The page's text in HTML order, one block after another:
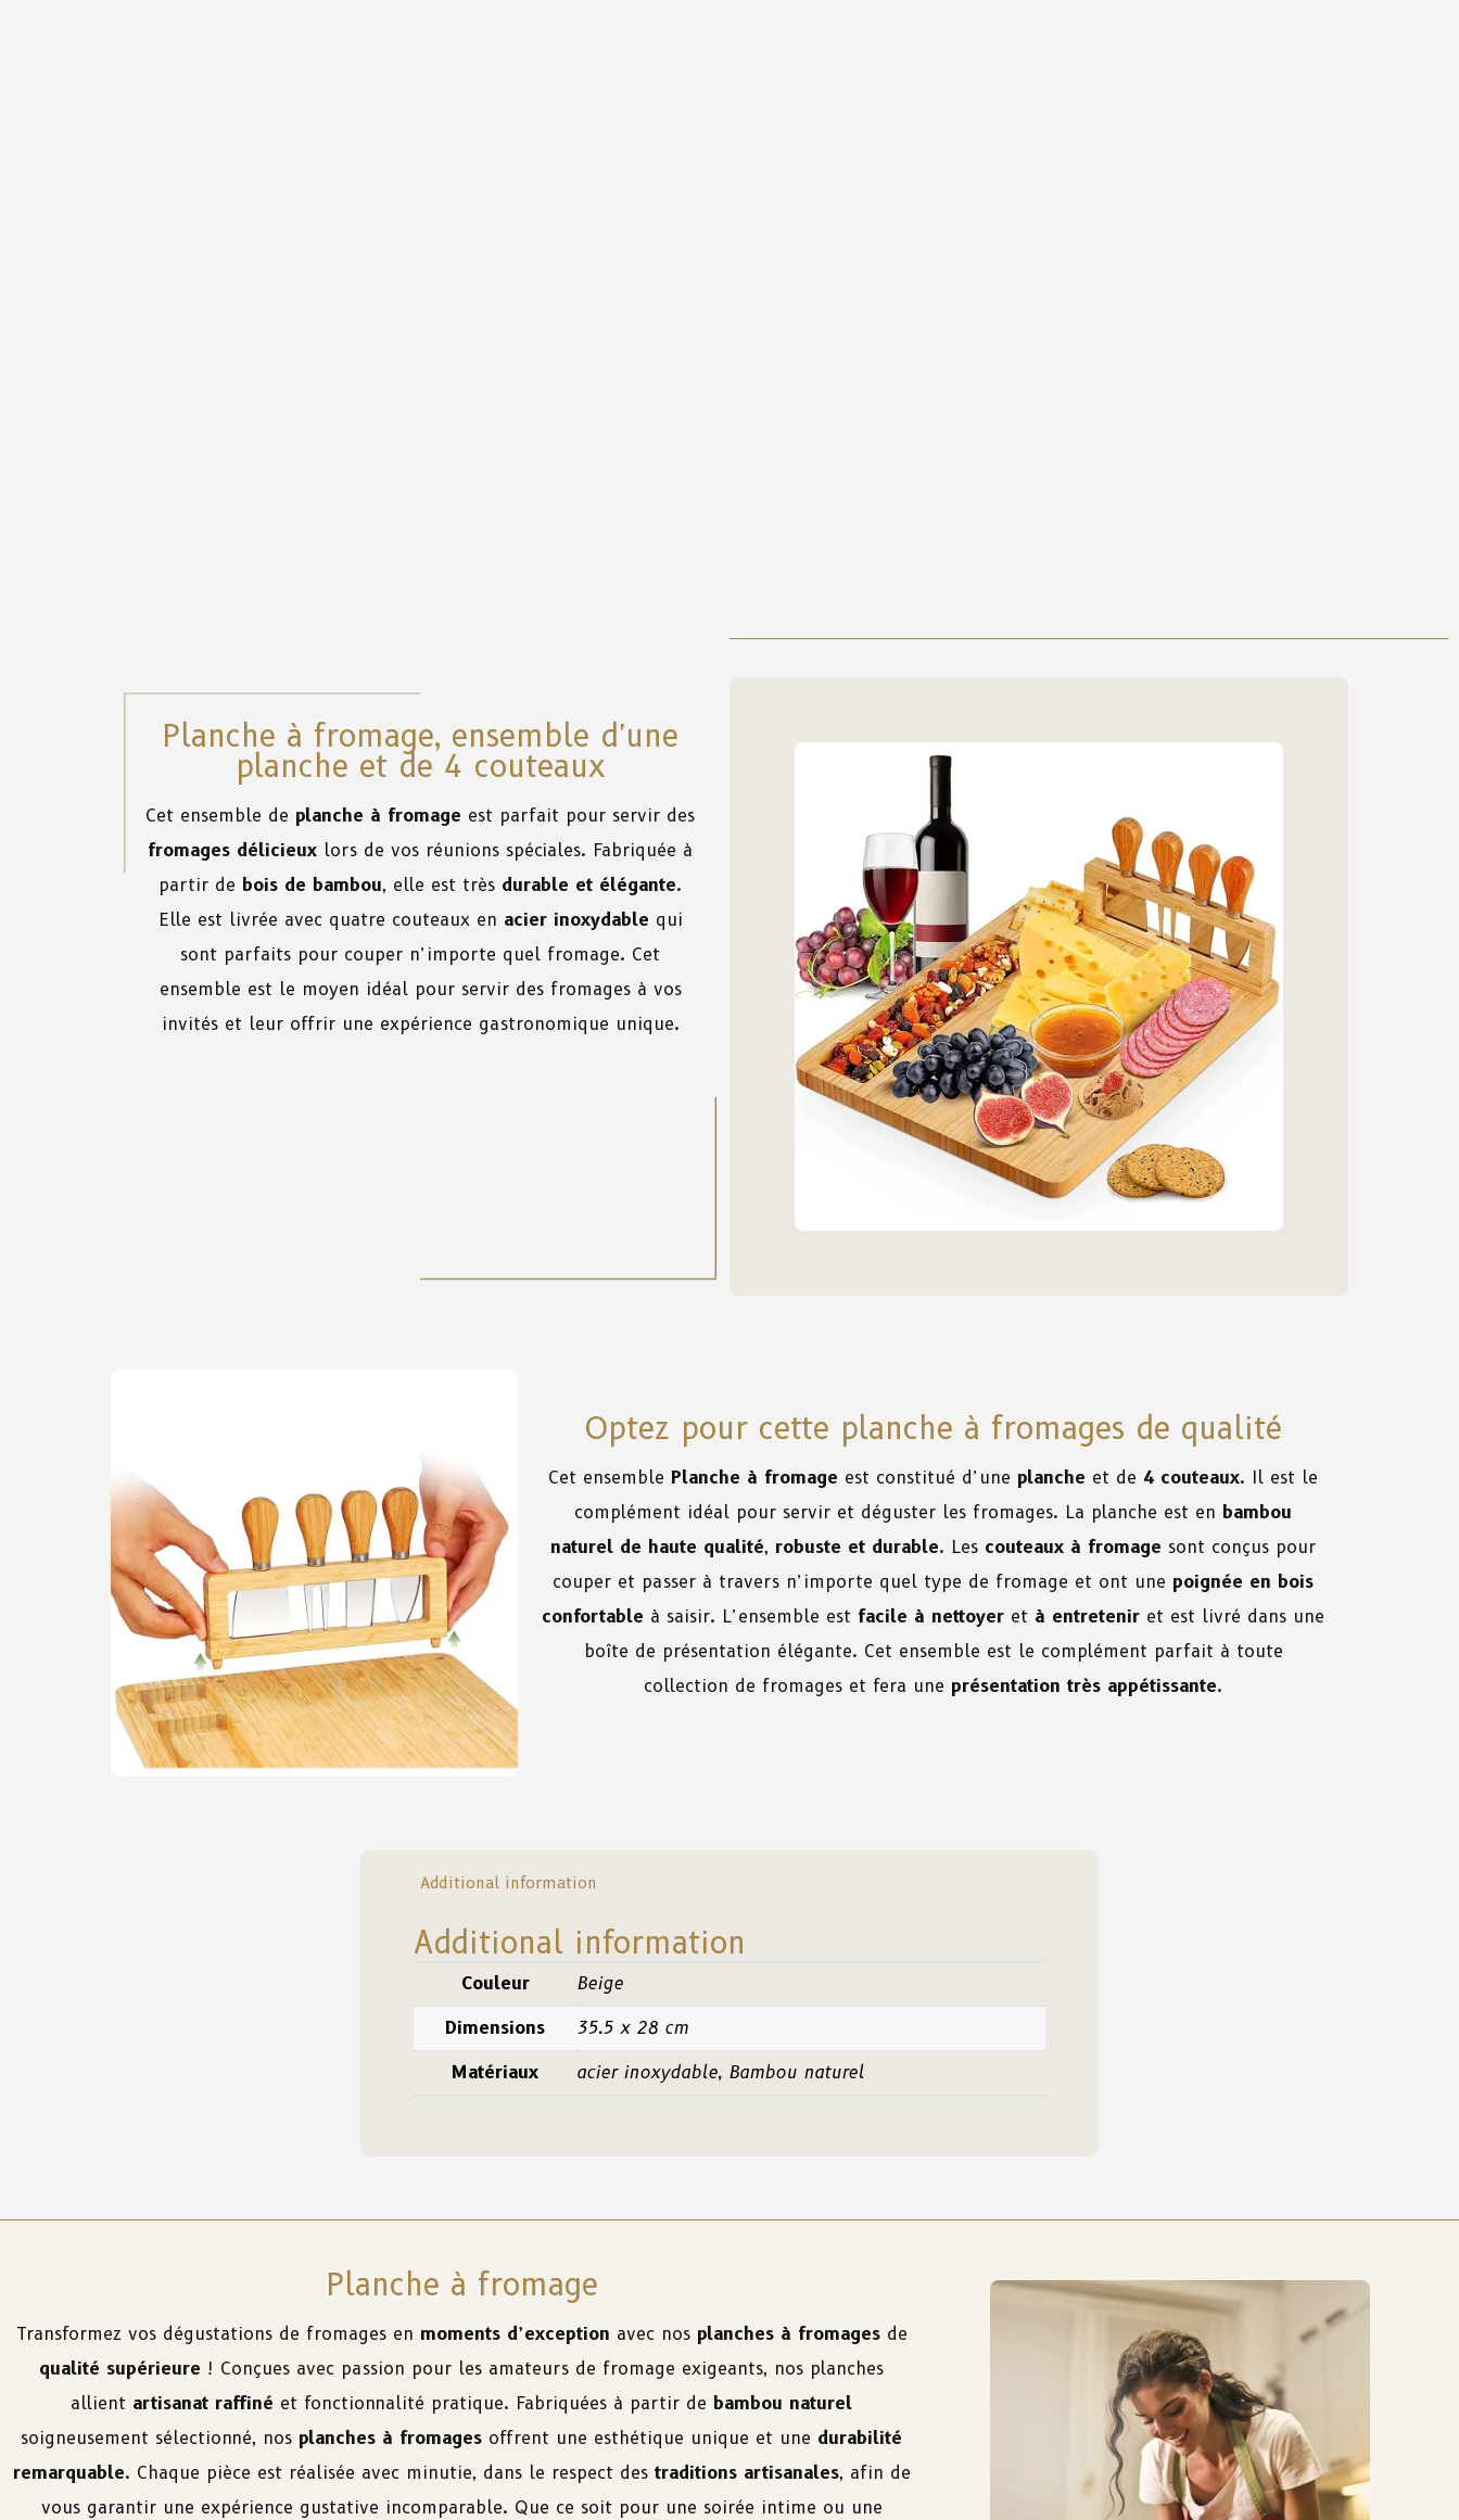
Planche à fromage, ensemble d'une
planche et de 4 couteaux
Cet ensemble de planche à fromage est parfait pour servir des
fromages délicieux lors de vos réunions spéciales. Fabriquée à
partir de bois de bambou, elle est très durable et élégante.
Elle est livrée avec quatre couteaux en acier inoxydable qui
sont parfaits pour couper n’importe quel fromage. Cet
ensemble est le moyen idéal pour servir des fromages à vos
invités et leur offrir une expérience gastronomique unique.
Optez pour cette planche à fromages de qualité
Cet ensemblePlanche à fromage est constitué d’une planche et de 4 couteaux. Il est le
complément idéal pour servir et déguster les fromages. La planche est enbambou
naturel de haute qualité, robuste et durable. Les couteaux à fromage sont conçus pour
couper et passer à travers n’importe quel type de fromage et ont une poignée en bois
confortable à saisir. L’ensemble est facile à nettoyer et à entretenir et est livré dans une
boîte de présentation élégante. Cet ensemble est le complément parfait à toute
collection de fromages et fera une présentation très appétissante.
Additional information
Additional information
Couleur Beige
Dimensions 35.5 x 28 cm
Matériaux acier inoxydable, Bambou naturel
Planche à fromage
Transformez vos dégustations de fromages en moments d’exception avec nos planches à fromagesde
qualité supérieure ! Conçues avec passion pour les amateurs de fromage exigeants, nos planches
allient artisanat raffiné et fonctionnalité pratique. Fabriquées à partir debambou naturel
soigneusement sélectionné, nos planches à fromages offrent une esthétique unique et une durabilité
remarquable. Chaque pièce est réalisée avec minutie, dans le respect des traditions artisanales, afin de
vous garantir une expérience gustative incomparable. Que ce soit pour une soirée intime ou une